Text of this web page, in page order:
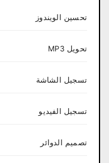
تحسين الويندوز
تحويل MP3
تسجيل الشاشة
تسجيل الفيديو
تصميم الدوائر